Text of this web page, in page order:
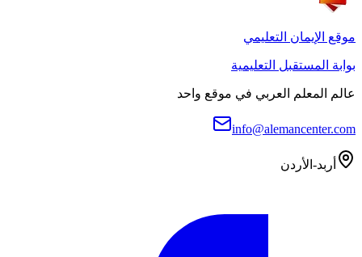
موقع الإيمان التعليمي
بوابة المستقبل التعليمية
عالم المعلم العربي في موقع واحد
info@alemancenter.com
أربد-الأردن